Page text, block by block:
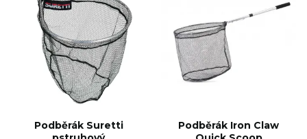
Podběrák Suretti
Podběrák Iron Claw